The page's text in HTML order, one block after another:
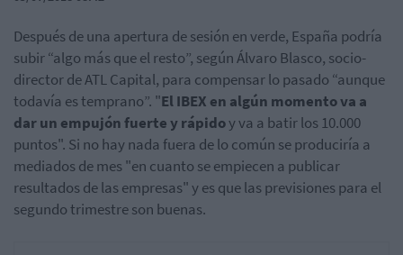
Después de una apertura de sesión en verde, España podría
subir “algo más que el resto”, según Álvaro Blasco, socio-
director de ATL Capital, para compensar lo pasado “aunque
todavía es temprano”. "El IBEX en algún momento va a
dar un empujón fuerte y rápidoy va a batir los 10.000
puntos". Si no hay nada fuera de lo común se produciría a
mediados de mes "en cuanto se empiecen a publicar
resultados de las empresas" y es que las previsiones para el
segundo trimestre son buenas.